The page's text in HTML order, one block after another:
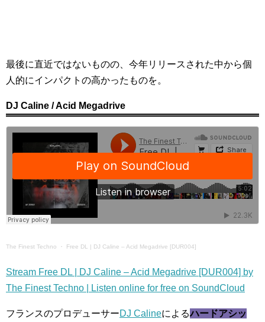
最後に直近ではないものの、今年リリースされた中から個
人的にインパクトの高かったものを。
DJ Caline / Acid Megadrive
The Finest Techno ・ Free DL | DJ Caline – Acid Megadrive [DUR004]
Stream Free DL | DJ Caline – Acid Megadrive [DUR004] by
The Finest Techno | Listen online for free on SoundCloud
フランスのプロデューサーDJ Calineによるハードアシッ